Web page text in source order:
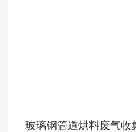
玻璃钢管道烘料废气收